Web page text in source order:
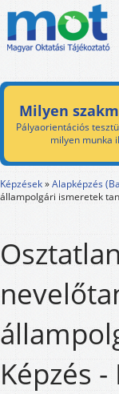
Milyen
Pályaorientációs
milyen munka
Képzések»Alapképzés
állampolgári ismeretek
Képzés